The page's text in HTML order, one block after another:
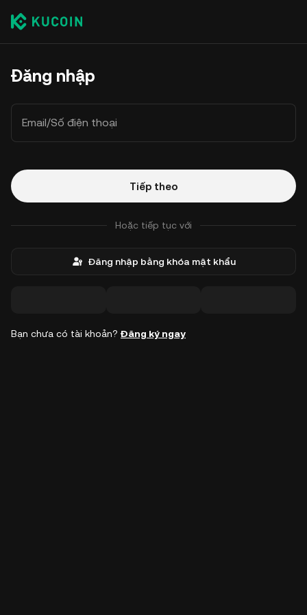
Đăng nhập
Email/Số điện thoại
Tiếp theo
Hoặc tiếp tục với
Đăng nhập bằng khóa mật khẩu
Bạn chưa có tài khoản? Đăng ký ngay